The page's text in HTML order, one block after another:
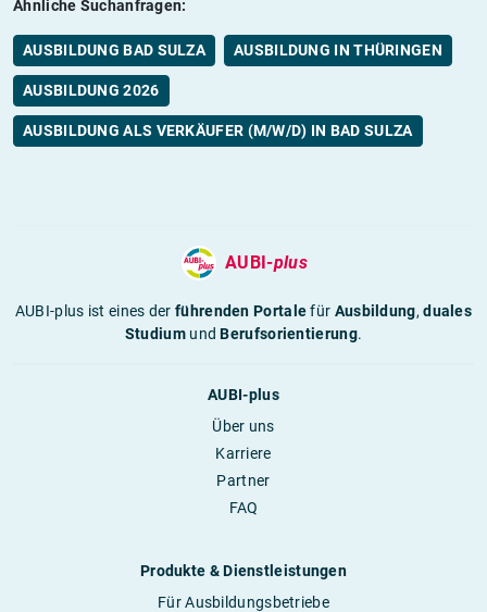
Ähnliche Suchanfragen:
AUSBILDUNG BAD SULZA AUSBILDUNG IN THÜRINGEN
AUSBILDUNG 2026
AUSBILDUNG ALS VERKÄUFER (M/W/D) IN BAD SULZA
AUBI-plus
AUBI-plus ist eines derführenden Portalefür Ausbildung,duales
StudiumundBerufsorientierung.
AUBI-plus
Über uns
Karriere
Partner
FAQ
Produkte & Dienstleistungen
Für Ausbildungsbetriebe